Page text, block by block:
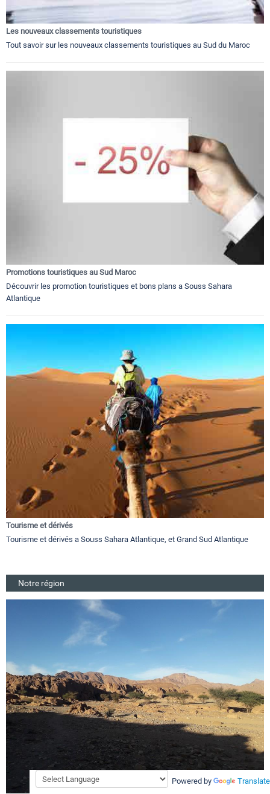
Les nouveaux classements touristiques
Tout savoir sur les nouveaux classements touristiques au Sud du Maroc
Promotions touristiques au Sud Maroc
Découvrir les promotion touristiques et bons plans a Souss Sahara
Atlantique
Tourisme et dérivés
Tourisme et dérivés a Souss Sahara Atlantique, et Grand Sud Atlantique
Notre région
Powered by Translate